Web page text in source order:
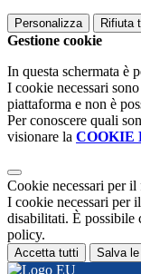
Personalizza Rifiuta
Gestione cookie
In questa schermata è
I cookie necessari
piattaforma e non è
Per conoscere quali
visionare la COOKIE
Cookie necessari per
I cookie necessari per
disabilitati. È possibile
policy.
Accetta tutti Salva